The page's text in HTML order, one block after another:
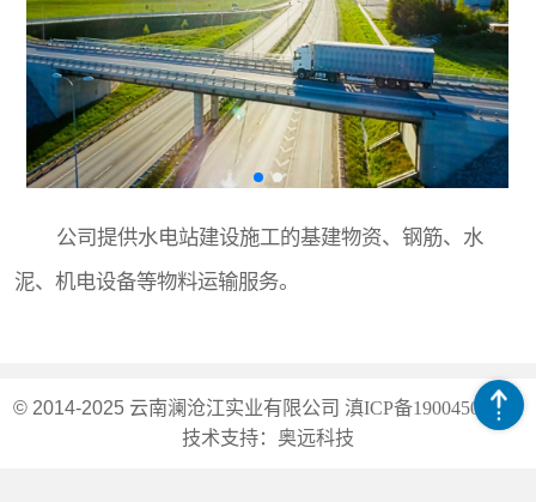
公司提供水电站建设施工的基建物资、钢筋、水
泥、机电设备等物料运输服务。
© 2014-2025 云南澜沧江实业有限公司 滇ICP备19004501号-1
技术支持： 奥远科技